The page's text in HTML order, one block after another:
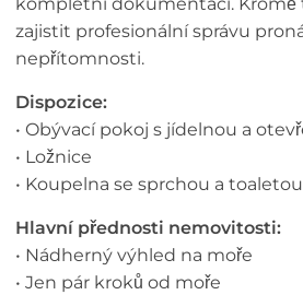
kompletní dokumentací. Kromě
zajistit profesionální správu
nepřítomnosti.
Dispozice:
• Obývací pokoj s jídelnou a
• Ložnice
• Koupelna se sprchou a toaletou
Hlavní přednosti nemovitosti:
• Nádherný výhled na moře
• Jen pár kroků od moře